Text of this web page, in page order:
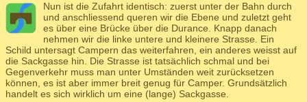
Nun ist die Zufahrt identisch: zuerst unter der Bahn durch
und anschliessend queren wir die Ebene und zuletzt geht
es über eine Brücke über die Durance. Knapp danach
nehmen wir die linke untere und kleinere Strasse. Ein
Schild untersagt Campern das weiterfahren, ein anderes weisst auf
die Sackgasse hin. Die Strasse ist tatsächlich schmal und bei
Gegenverkehr muss man unter Umständen weit zurücksetzen
können, es ist aber immer breit genug für Camper. Grundsätzlich
handelt es sich wirklich um eine (lange) Sackgasse.